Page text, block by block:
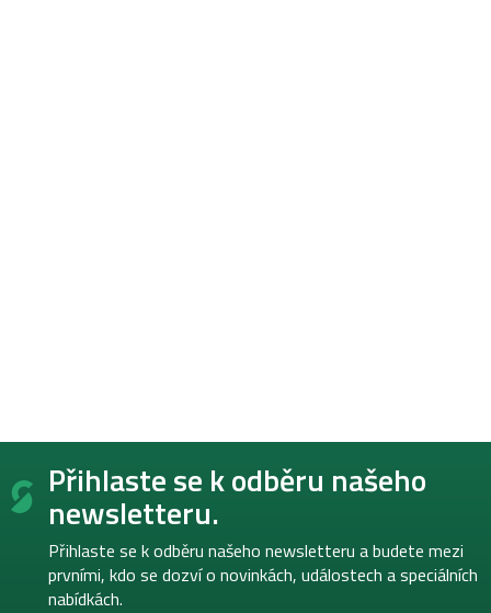
Z
Přihlaste se k odběru našeho
newsletteru.
Přihlaste se k odběru našeho newsletteru a budete mezi
prvními, kdo se dozví o novinkách, událostech a speciálních
nabídkách.